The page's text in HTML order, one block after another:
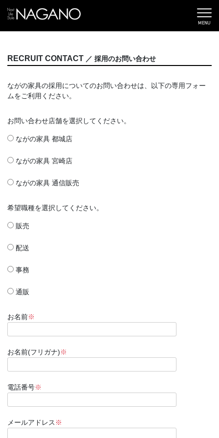
MENU
RECRUIT CONTACT ／ 採用のお問い合わせ
ながの家具の採用についてのお問い合わせは、以下の専用フォー
ムをご利用ください。
お問い合わせ店舗を選択してください。
ながの家具 都城店
ながの家具 宮崎店
ながの家具 通信販売
希望職種を選択してください。
販売
配送
事務
通販
お名前※
お名前(フリガナ)※
電話番号※
メールアドレス ※